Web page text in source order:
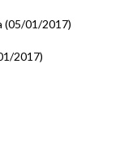
(05/01/2017)
2017)